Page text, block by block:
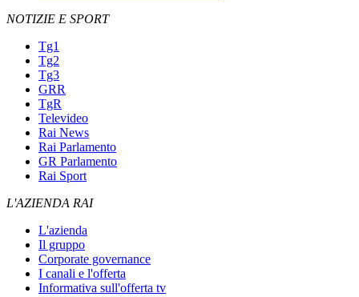
NOTIZIE E SPORT
Tg1
Tg2
Tg3
GRR
TgR
Televideo
Rai News
Rai Parlamento
GR Parlamento
Rai Sport
L'AZIENDA RAI
L'azienda
Il gruppo
Corporate governance
I canali e l'offerta
Informativa sull'offerta tv